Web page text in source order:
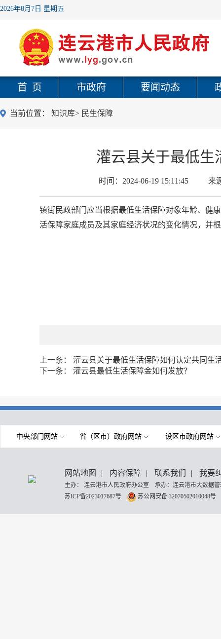
2026年8月7日 星期五
首 页 市政府 要闻动态
当前位置： 知识库> 民生保障
灌云县关于最低生
时间： 2024-06-19 15:11:45 来
镇街民政部门应当根据最低生活保障对象年龄、健
活保障家庭成员及其家庭经济状况的变化情况，并
上一条：
灌云县关于最低生活保障如何认定共同生
下一条：
灌云县最低生活保障金如何发放？
中央部门网站 省（区市）政府网站 设区市政府网站
网站地图 | 内容保障 | 联系我们 | 我要
主办： 连云港市人民政府办公室 承办：连云港市大数据
苏ICP备2023017687号
苏公网安备 32070502010048号